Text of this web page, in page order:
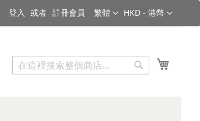
金額
HKD - 港幣
語言
繁體
登入 註冊會員
搜索